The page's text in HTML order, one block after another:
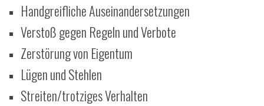
Handgreifliche Auseinandersetzungen
Verstoß gegen Regeln und Verbote
Zerstörung von Eigentum
Lügen und Stehlen
Streiten/trotziges Verhalten